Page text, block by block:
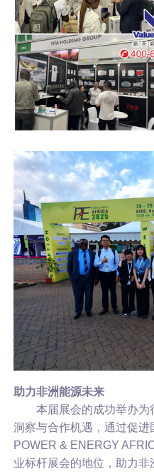
助力非洲能源未来
本届展会的成功举办为
洞察与合作机遇，通过促进
POWER & ENERGY
业标杆展会的地位，助力非